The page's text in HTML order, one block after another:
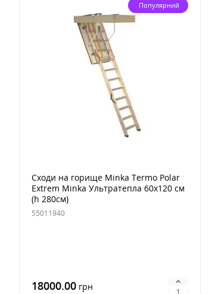
Популярний
Сходи на горище Minka Termo Polar
Extrem Minka Ультратепла 60х120 см
(h 280см)
55011940
18000.00 грн